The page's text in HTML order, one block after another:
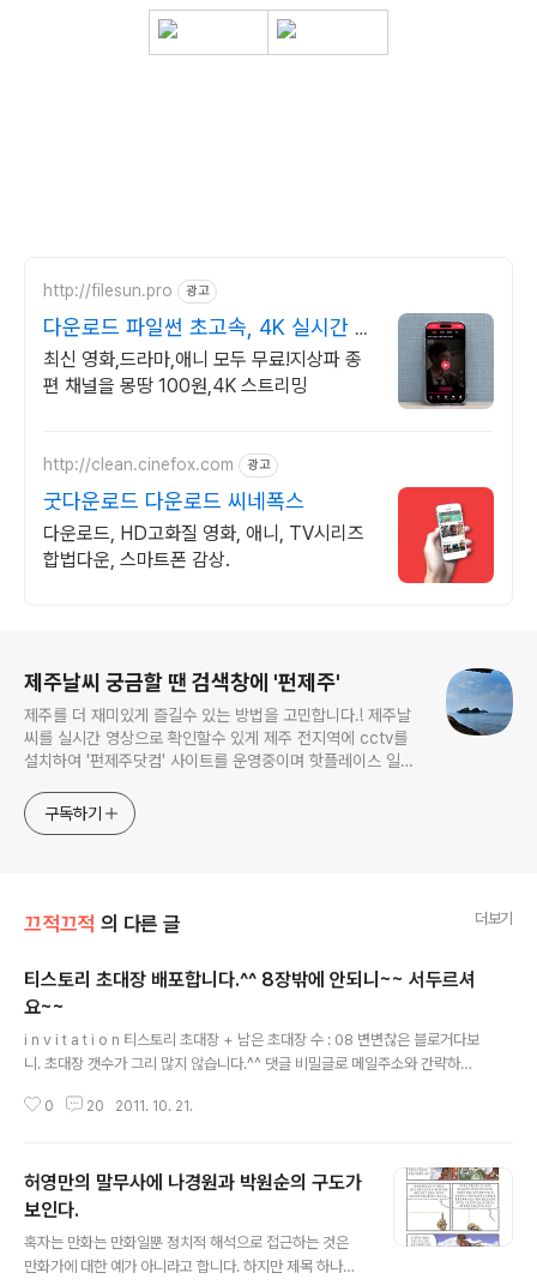
http://filesun.pro 광고
다운로드 파일썬 초고속, 4K 실시간 보
기!
최신 영화,드라마,애니 모두 무료!지상파 종
편 채널을 몽땅 100원,4K 스트리밍
http://clean.cinefox.com 광고
굿다운로드 다운로드 씨네폭스
다운로드, HD고화질 영화, 애니, TV시리즈
합법다운, 스마트폰 감상.
제주날씨 궁금할 땐 검색창에 '펀제주'
제주를 더 재미있게 즐길수 있는 방법을 고민합니다.! 제주날
씨를 실시간 영상으로 확인할수 있게 제주 전지역에 cctv를
설치하여 '펀제주닷컴' 사이트를 운영중이며 핫플레이스 일변
를 '보물찾기'라는 즐거운 여정을 통해 함께 할수 있도록 보물
을 숨기고 다니고 있습니다! 아름다운 제주 풍경을 인스타그램
구독하기
끄적끄적 의 다른 글 더보기
티스토리 초대장 배포합니다.^^ 8장밖에 안되니~~ 서두르셔
요~~
i n v i t a t i o n 티스토리 초대장 + 남은 초대장 수 : 08 변변찮은 블로거다보
니. 초대장 갯수가 그리 많지 않습니다.^^ 댓글 비밀글로 메일주소와 간략하게
소와 블로그 소개가 양식이라면 양식일수 있겠습니다. 선착순이지만, 이 양식을
------------------------ 안녕하세요! 티스토리에 보금자리를 마련하시려
는 여러분께 초대장을 배포해 드리려고 합니다. 나만의, 내 생각을, 내 기억을 담
는 소중한 블로그를 만들고 싶다면 티..
0 20 2011. 10. 21.
허영만의 말무사에 나경원과 박원순의 구도가
보인다.
혹자는 만화는 만화일뿐 정치적 해석으로 접근하는 것은
만화가에 대한 예가 아니라고 합니다. 하지만 제목 하나를